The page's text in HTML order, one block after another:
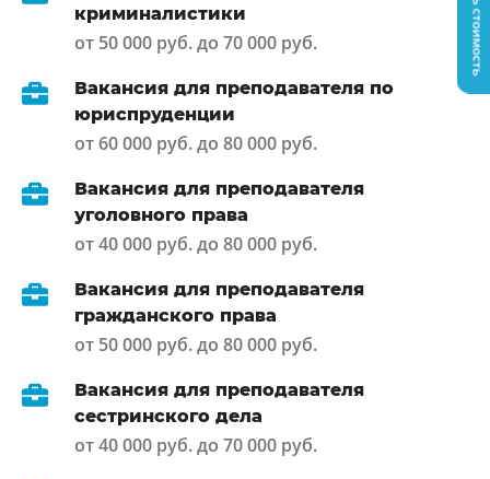
криминалистики
от 50 000 руб. до 70 000 руб.
Вакансия для преподавателя по
юриспруденции
от 60 000 руб. до 80 000 руб.
Вакансия для преподавателя
уголовного права
от 40 000 руб. до 80 000 руб.
Вакансия для преподавателя
гражданского права
от 50 000 руб. до 80 000 руб.
Вакансия для преподавателя
сестринского дела
от 40 000 руб. до 70 000 руб.